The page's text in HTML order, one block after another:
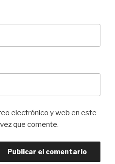
electrónico y web en este
que comente.